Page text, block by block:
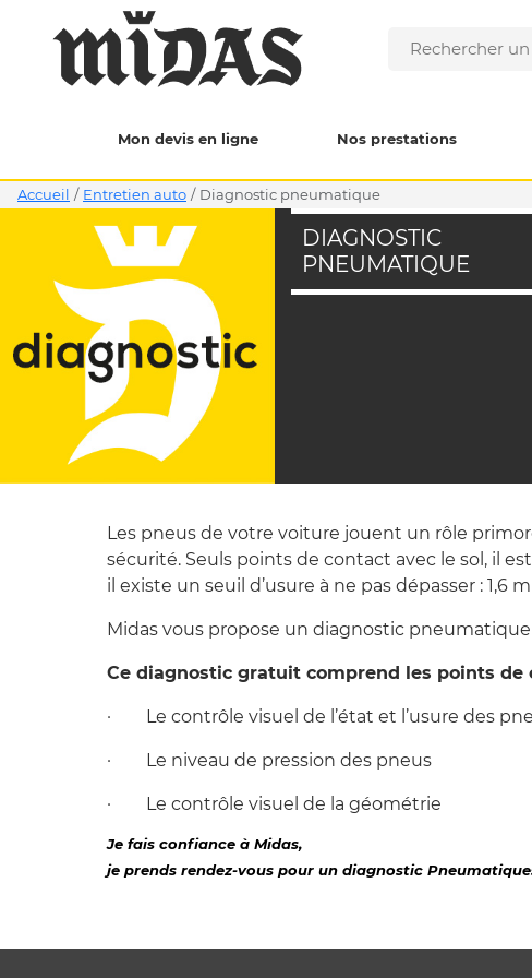
Mon devis en ligne Nos prestations
Accueil / Entretien auto / diagnostic pneumatique
DIAGNOSTIC
PNEUMATIQUE
Les pneus de votre voiture jouent un rôle
sécurité. Seuls points de contact avec le sol, il
il existe un seuil d’usure à ne pas dépasser :
Midas vous propose un diagnostic
Ce diagnostic gratuit comprend les points de
· Le contrôle visuel de l’état et l’usure des
· Le niveau de pression des pneus
· Le contrôle visuel de la géométrie
Je fais confiance à Midas,
je prends rendez-vous pour un diagnostic